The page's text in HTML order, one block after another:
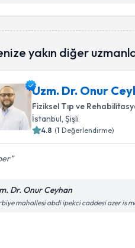
yakın diğer
Uzm. Dr. Onur
Fiziksel Tıp ve
İstanbul , Şişli
4.8 (1 Değerlendirme)
Dr. Onur Ceyhan
mahallesi abdi ipekci caddesi azer is